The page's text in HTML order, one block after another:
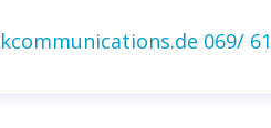
069/ 61